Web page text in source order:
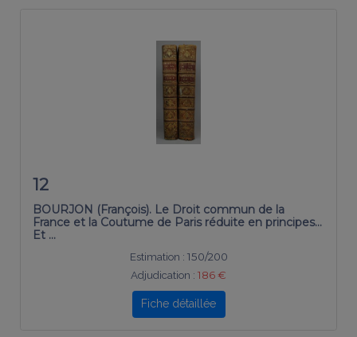
12
BOURJON (François). Le Droit commun de la
France et la Coutume de Paris réduite en principes…
Et …
Estimation : 150/200
Adjudication : 186 €
Fiche détaillée